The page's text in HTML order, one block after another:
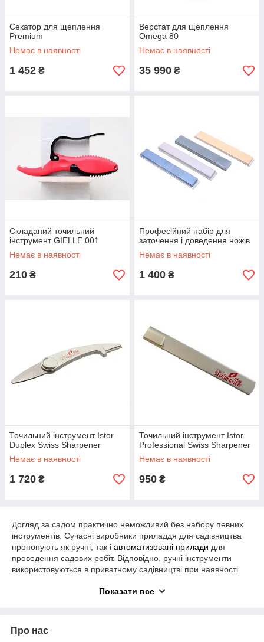
Секатор для щеплення
Premium
Немає в наявності
1 452 ₴
Верстат для щеплення
Omega 80
Немає в наявності
35 990 ₴
Складаний точильний
інструмент GIELLE 001
Немає в наявності
210 ₴
Професійний набір для
заточення і доведення ножів
Немає в наявності
1 400 ₴
Точильний інструмент Istor
Duplex Swiss Sharpener
Немає в наявності
1 720 ₴
Точильний інструмент Istor
Professional Swiss Sharpener
Немає в наявності
950 ₴
Догляд за садом практично неможливий без набору певних
інструментів. Сучасні виробники приладдя для садівництва
пропонують як ручні, так і автоматизовані прилади для
проведення садових робіт. Відповідно, ручні інструменти
використовуються в приватному садівництві при наявності
моторизовані) призначені для догляду за великими
Показати все
Про нас